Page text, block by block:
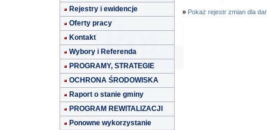
Rejestry i ewidencje
Oferty pracy
Kontakt
Wybory i Referenda
PROGRAMY, STRATEGIE
OCHRONA ŚRODOWISKA
Raport o stanie gminy
PROGRAM REWITALIZACJI
Ponowne wykorzystanie
» Pokaż rejestr zmian dla